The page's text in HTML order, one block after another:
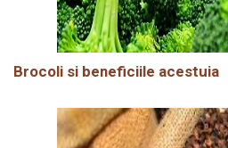
Brocoli si beneficiile acestuia